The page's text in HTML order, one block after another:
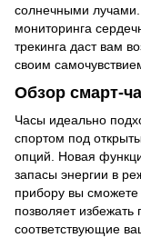
солнечными
мониторинга
трекинга даст вам
своим
Обзор смарт-
Часы идеально
спортом под
опций. Новая
запасы энергии в
прибору вы сможете
позволяет избежать
соответствующие